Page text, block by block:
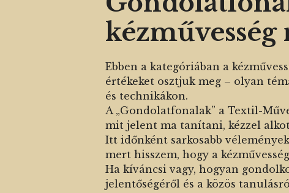
Ebben a kategóriában a
értékeket osztjuk meg – olyan
és technikákon.
A „Gondolatfonalak” a Textil-
mit jelent ma tanítani, kézzel
Itt időnként sarkosabb
mert hisszem, hogy a
Ha kíváncsi vagy, hogyan
jelentőségéről és a közös